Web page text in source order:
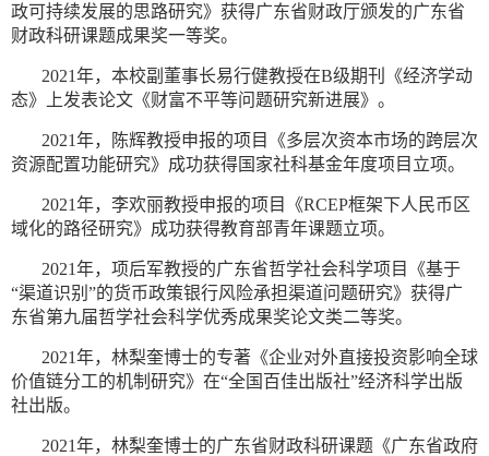
政可持续发展的思路研究》获得广东省财政厅颁发的广东省
财政科研课题成果奖一等奖。
2021年，本校副董事长易行健教授在B级期刊《经济学动
态》上发表论文《财富不平等问题研究新进展》。
2021年，陈辉教授申报的项目《多层次资本市场的跨层次
资源配置功能研究》成功获得国家社科基金年度项目立项。
2021年，李欢丽教授申报的项目《RCEP框架下人民币区
域化的路径研究》成功获得教育部青年课题立项。
2021年，项后军教授的广东省哲学社会科学项目《基于
“渠道识别”的货币政策银行风险承担渠道问题研究》获得广
东省第九届哲学社会科学优秀成果奖论文类二等奖。
2021年，林梨奎博士的专著《企业对外直接投资影响全球
价值链分工的机制研究》在“全国百佳出版社”经济科学出版
社出版。
2021年，林梨奎博士的广东省财政科研课题《广东省政府